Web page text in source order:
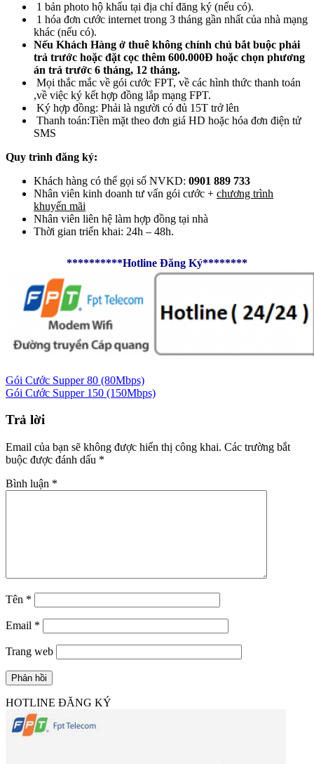
1 bản photo hộ khẩu tại địa chỉ đăng ký (nếu có).
1 hóa đơn cước internet trong 3 tháng gần nhất của nhà mạng
khác (nếu có).
Nếu Khách Hàng ở thuê không chính chủ bắt buộc phải
trả trước hoặc đặt cọc thêm 600.000Đ hoặc chọn phương
án trả trước 6 tháng, 12 tháng.
Mọi thắc mắc về gói cước FPT, về các hình thức thanh toán
,về việc ký kết hợp đồng lắp mạng FPT.
Ký hợp đồng: Phải là người có đủ 15T trở lên
Thanh toán:Tiền mặt theo đơn giá HD hoặc hóa đơn điện tử
SMS
Quy trình đăng ký:
Khách hàng có thể gọi số NVKD: 0901 889 733
Nhân viên kinh doanh tư vấn gói cước + chương trình
khuyến mãi
Nhân viên liên hệ làm hợp đồng tại nhà
Thời gian triển khai: 24h – 48h.
**********Hotline Đăng Ký********
Gói Cước Supper 80 (80Mbps)
Gói Cước Supper 150 (150Mbps)
Trả lời
Email của bạn sẽ không được hiển thị công khai. Các trường bắt
buộc được đánh dấu *
Bình luận *
Tên *
Email *
Trang web
HOTLINE ĐĂNG KÝ